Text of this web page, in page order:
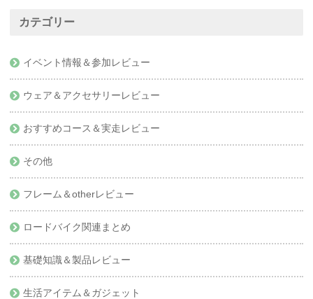
カテゴリー
イベント情報＆参加レビュー
ウェア＆アクセサリーレビュー
おすすめコース＆実走レビュー
その他
フレーム＆otherレビュー
ロードバイク関連まとめ
基礎知識＆製品レビュー
生活アイテム＆ガジェット